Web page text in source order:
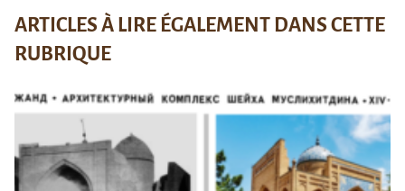
ARTICLES À LIRE ÉGALEMENT DANS CETTE
RUBRIQUE